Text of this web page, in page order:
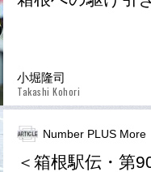
小堀隆司
Takashi Kohori
Number PLUS More
＜箱根駅伝・第